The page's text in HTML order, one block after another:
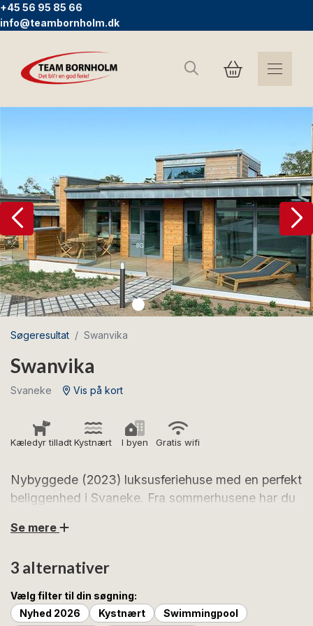
+45 56 95 85 66
info@teambornholm.dk
Søg
Søgeresultat Swanvika
Swanvika
Svaneke Vis på kort
Kæledyr tilladtKystnært I byen Gratis wifi
Nybyggede (2023) luksusferiehuse med en perfekt
beliggenhed i Svaneke. Fra sommerhusene har du
klipperne.
Nybyggede (2023) sommerhuse i særklasse.
byder på materialer af højest kvalitet. Sommerhusene
ligger på en naturgrund omgivet af klipper, hav og
Se mere
3 alternativer
Vælg filter til din søgning:
Nyhed 2026
Kystnært
Swimmingpool